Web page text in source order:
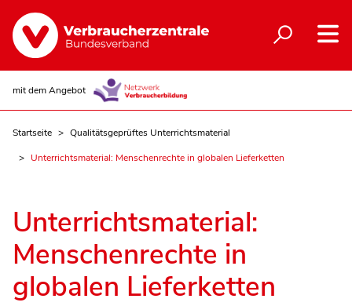
mit dem Angebot
Startseite
Qualitätsgeprüftes Unterrichtsmaterial
Unterrichtsmaterial: Menschenrechte in globalen Lieferketten
Unterrichtsmaterial:
Menschenrechte in
globalen Lieferketten